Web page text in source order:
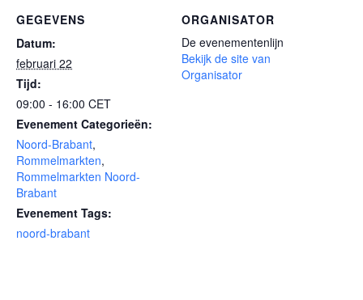
GEGEVENS
Datum:
februari 22
Tijd:
09:00 - 16:00 CET
Evenement Categorieën:
Noord-Brabant,
Rommelmarkten,
Rommelmarkten Noord-
Brabant
Evenement Tags:
noord-brabant
ORGANISATOR
De evenementenlijn
Bekijk de site van
Organisator